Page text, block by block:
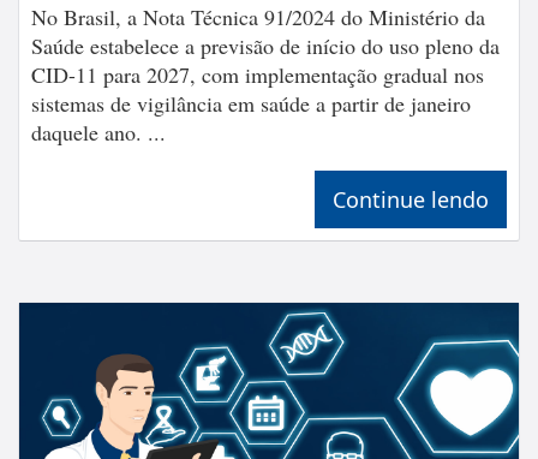
No Brasil, a Nota Técnica 91/2024 do Ministério da
Saúde estabelece a previsão de início do uso pleno da
CID-11 para 2027, com implementação gradual nos
sistemas de vigilância em saúde a partir de janeiro
daquele ano. ...
Continue lendo